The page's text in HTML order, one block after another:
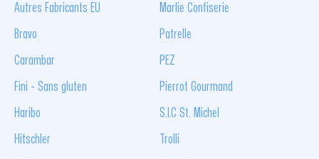
Autres Fabricants EU
Bravo
Carambar
Fini - Sans gluten
Haribo
Hitschler
Marlie Confiserie
Patrelle
PEZ
Pierrot Gourmand
S.I.C St. Michel
Trolli